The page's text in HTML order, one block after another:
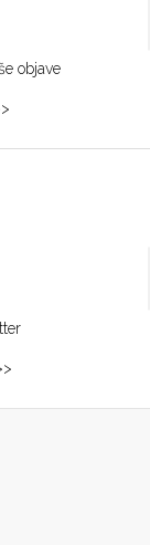
objave